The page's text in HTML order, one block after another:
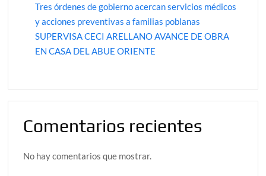
Tres órdenes de gobierno acercan servicios médicos
y acciones preventivas a familias poblanas
SUPERVISA CECI ARELLANO AVANCE DE OBRA
EN CASA DEL ABUE ORIENTE
Comentarios recientes
No hay comentarios que mostrar.